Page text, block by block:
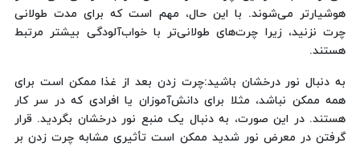
هوشیارتر می‌شوند. با این حال، مهم است که برای مدت طولانی
چرت نزنید، زیرا چرت‌های طولانی‌تر با خواب‌آلودگی بیشتر مرتبط
هستند.
به دنبال نور درخشان باشید:‌چرت زدن بعد از غذا ممکن است برای
همه ممکن نباشد، مثلا برای دانش‌آموزان یا افرادی که در سر کار
هستند. در این صورت، به دنبال یک منبع نور درخشان بگردید. قرار
گرفتن در معرض نور شدید ممکن است تأثیری مشابه چرت زدن بر